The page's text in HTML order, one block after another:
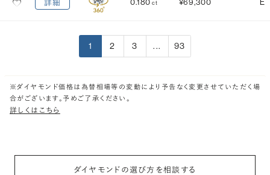
詳細 ct
1 2 3 ... 93
※ダイヤモンド価格は為替相場等の変動により予告なく変更させていただく場
合がございます。予めご了承ください。
詳しくはこちら
ダイヤモンドの選び方を相談する